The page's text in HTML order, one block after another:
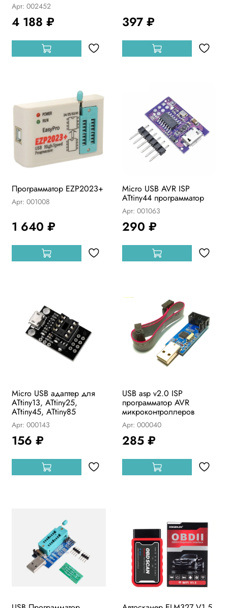
Арт: 002452
4 188 ₽ 397 ₽
Программатор EZP2023+
Арт: 001008
1 640 ₽
Micro USB AVR ISP
ATtiny44 программатор
Арт: 001063
290 ₽
Micro USB адаптер для
ATtiny13, ATtiny25,
ATtiny45, ATtiny85
Арт: 000143
156 ₽
USB asp v2.0 ISP
программатор AVR
микроконтроллеров
Арт: 000040
285 ₽